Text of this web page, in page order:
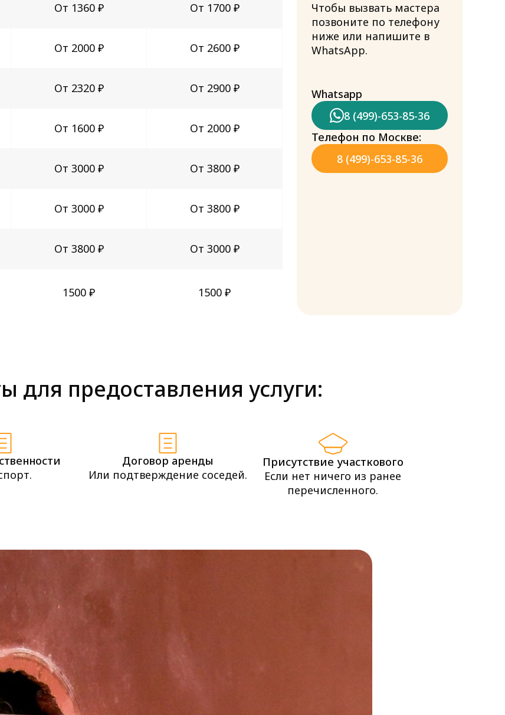
От 1360 ₽ От 1700 ₽
От 2000 ₽ От 2600 ₽
От 2320 ₽ От 2900 ₽
От 1600 ₽ От 2000 ₽
От 3000 ₽ От 3800 ₽
От 3000 ₽ От 3800 ₽
От 3800 ₽ От 3000 ₽
1500 ₽ 1500 ₽
Чтобы вызвать мастера
позвоните по телефону
ниже или напишите в
WhatsApp.
Whatsapp
8 (499)-653-85-36
Телефон по Москве:
8 (499)-653-85-36
для предоставления услуги:
Договор аренды
Или подтверждение соседей.
Присутствие участкового
Если нет ничего из ранее
перечисленного.